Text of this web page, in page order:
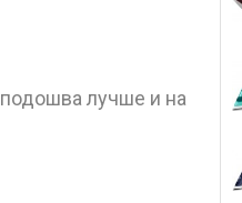
лучше и на